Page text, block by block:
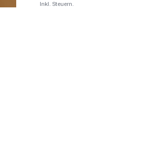
Inkl. Steuern.